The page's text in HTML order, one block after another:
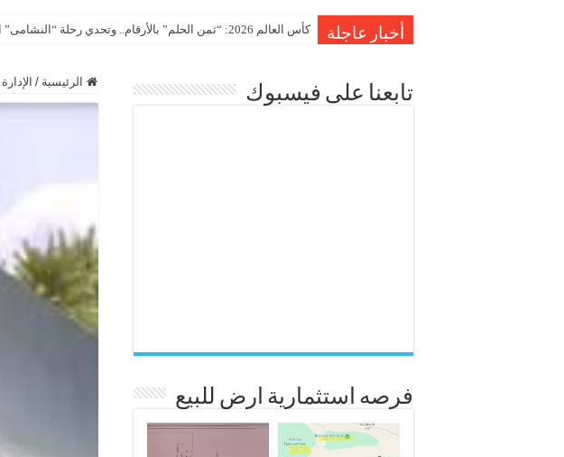
أخبار عاجلة كأس العالم 2026: “ثمن الحلم” بالأرقام.. وتحدي رحلة “النشامى” الباهظة!
VIDEO: The Forex Casino
الرئيسية / الإدارة
تابعنا على فيسبوك
فرصه استثمارية ارض للبيع